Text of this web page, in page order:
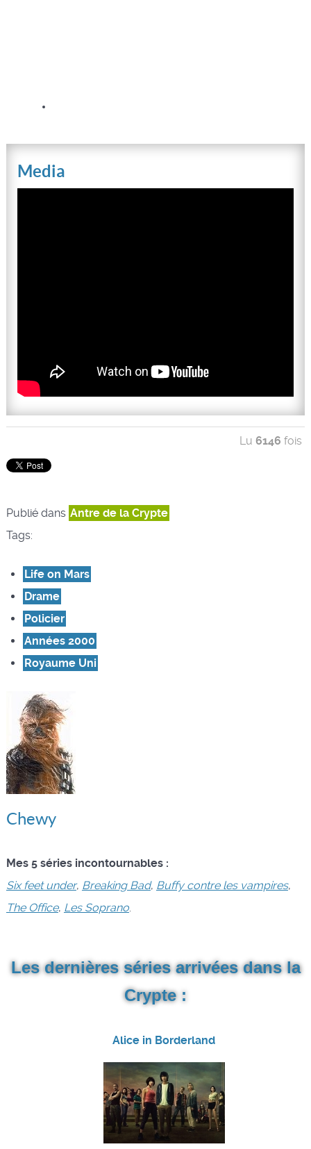
Media
Lu6146 fois
Publié dans Antre de la Crypte
Tags:
Life on Mars
Drame
Policier
Années 2000
Royaume Uni
Chewy
Mes 5 séries incontournables :
Six feet under, Breaking Bad, Buffy contre les vampires,
The Office, Les Soprano.
Les dernières séries arrivées dans la
Crypte :
Alice in Borderland